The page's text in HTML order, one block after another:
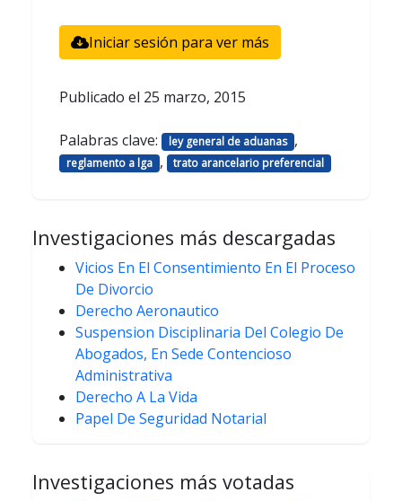
Iniciar sesión para ver más
Publicado el 25 marzo, 2015
Palabras clave: ley general de aduanas ,
reglamento a lga , trato arancelario preferencial
Investigaciones más descargadas
Vicios En El Consentimiento En El Proceso
De Divorcio
Derecho Aeronautico
Suspension Disciplinaria Del Colegio De
Abogados, En Sede Contencioso
Administrativa
Derecho A La Vida
Papel De Seguridad Notarial
Investigaciones más votadas